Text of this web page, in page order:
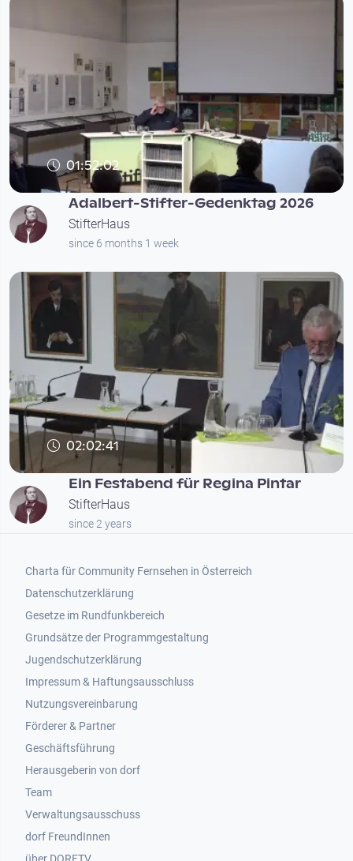
01:52:02
Adalbert-Stifter-Gedenktag 2026
StifterHaus
since 6 months 1 week
02:02:41
Ein Festabend für Regina Pintar
StifterHaus
since 2 years
Footer 1
Charta für Community Fernsehen in Österreich
Datenschutzerklärung
Gesetze im Rundfunkbereich
Grundsätze der Programmgestaltung
Jugendschutzerklärung
Impressum & Haftungsausschluss
Nutzungsvereinbarung
Footer 2
Förderer & Partner
Geschäftsführung
Herausgeberin von dorf
Team
Verwaltungsausschuss
dorf FreundInnen
Footer 3